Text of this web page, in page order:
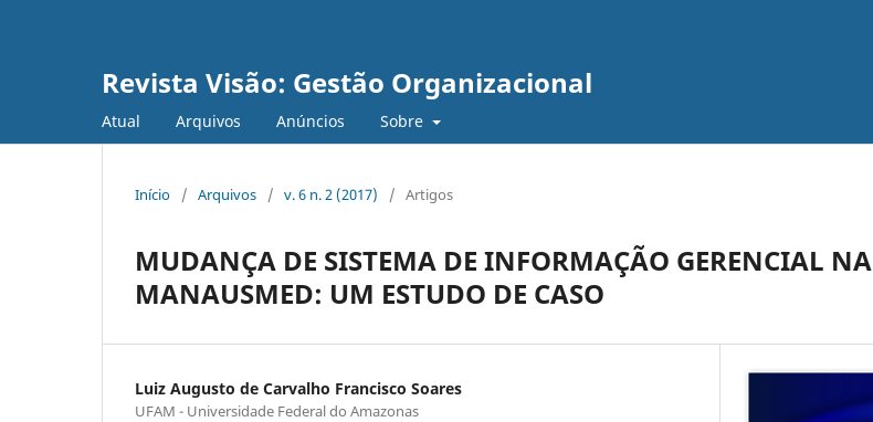
Revista Visão: Gestão Organizacional
Atual Arquivos Anúncios Sobre
Início / Arquivos / v. 6 n. 2 (2017) / Artigos
MUDANÇA DE SISTEMA DE INFORMAÇÃO GERENCIAL NA
MANAUSMED: UM ESTUDO DE CASO
Luiz Augusto de Carvalho Francisco Soares
UFAM - Universidade Federal do Amazonas